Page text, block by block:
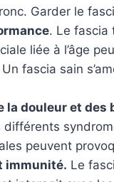
Garder le
. Le fascia
liée à l’âge
fascia sain
la douleur et des
différents
peuvent
immunité. Le